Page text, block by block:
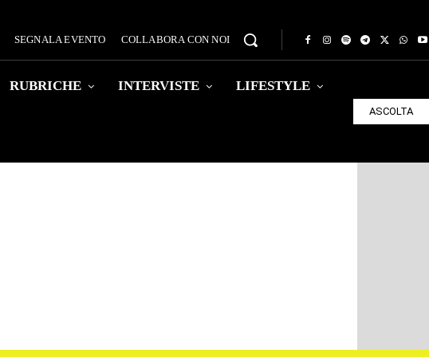
SEGNALA EVENTO COLLABORA CON NOI
RUBRICHE INTERVISTE LIFESTYLE
ASCOLTA